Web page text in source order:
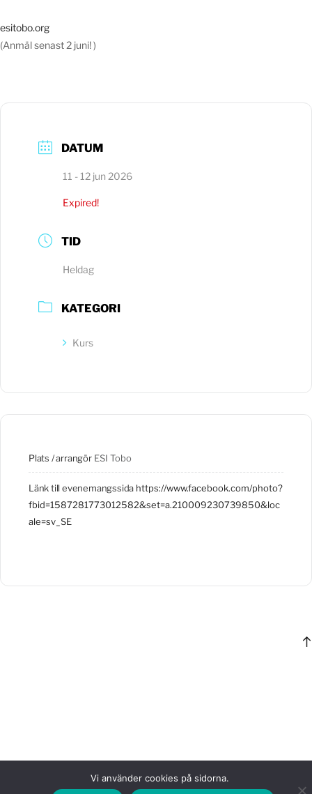
esitobo.org
(Anmäl senast 2 juni! )
DATUM
11 - 12 jun 2026
Expired!
TID
Heldag
KATEGORI
Kurs
Plats / arrangör ESI Tobo
Länk till evenemangssida https://www.facebook.com/photo?
fbid=1587281773012582&set=a.210009230739850&loc
ale=sv_SE
Vi använder cookies på sidorna.